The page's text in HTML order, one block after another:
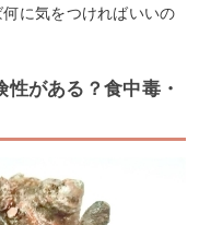
に気をつければいいの
がある？食中毒・